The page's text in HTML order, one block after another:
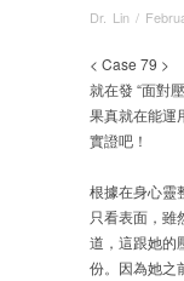
Dr. Lin /
< Case 79 >
就在發 “面對
果真就在能運
實證吧！
根據在身心靈
只看表面，雖
道，這跟她的
份。因為她之